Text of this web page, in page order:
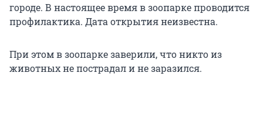
городе. В настоящее время в зоопарке проводится
профилактика. Дата открытия неизвестна.
При этом в зоопарке заверили, что никто из
животных не пострадал и не заразился.